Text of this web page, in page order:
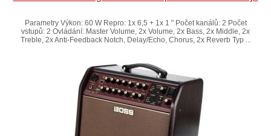
Parametry Výkon: 60 W Repro: 1x 6,5 + 1x 1 " Počet kanálů: 2 Počet
vstupů: 2 Ovládání: Master Volume, 2x Volume, 2x Bass, 2x Middle, 2x
Treble, 2x Anti-Feedback Notch, Delay/Echo, Chorus, 2x Reverb Typ ...